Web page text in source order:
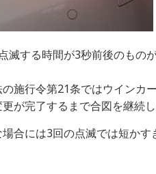
滅する時間が3秒前後のもの
施行令第21条ではウインカ
が完了するまで合図を継続
合には3回の点滅では短かす